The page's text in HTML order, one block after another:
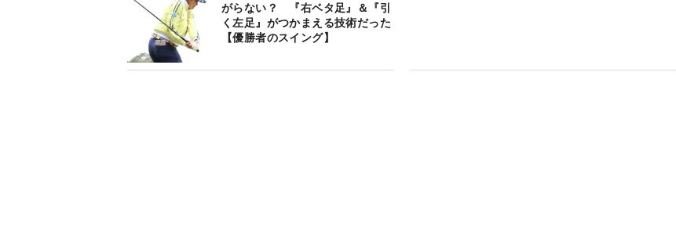
がらない？ 『右ベタ足』＆『引
く左足』がつかまえる技術だった
【優勝者のスイング】